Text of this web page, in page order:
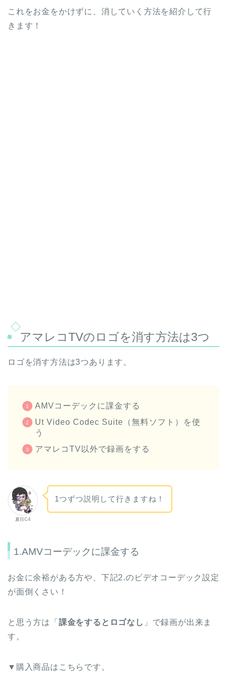
これをお金をかけずに、消していく方法を紹介して行
きます！
アマレコTVのロゴを消す方法は3つ
ロゴを消す方法は3つあります。
AMVコーデックに課金する
Ut Video Codec Suite（無料ソフト）を使
う
アマレコTV以外で録画をする
夏目C4
1つずつ説明して行きますね！
1.AMVコーデックに課金する
お金に余裕がある方や、下記2.のビデオコーデック設定
が面倒くさい！
と思う方は「 課金をするとロゴなし 」で録画が出来ま
す。
▼購入商品はこちらです。